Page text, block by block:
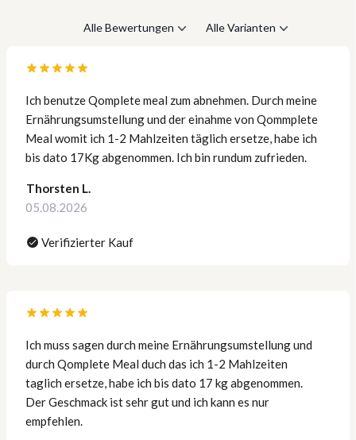
Alle Bewertungen Alle Varianten
Ich benutze Qomplete meal zum abnehmen. Durch meine
Ernährungsumstellung und der einahme von Qommplete
Meal womit ich 1-2 Mahlzeiten täglich ersetze, habe ich
bis dato 17Kg abgenommen. Ich bin rundum zufrieden.
Thorsten L.
05.08.2026
Verifizierter Kauf
Ich muss sagen durch meine Ernährungsumstellung und
durch Qomplete Meal duch das ich 1-2 Mahlzeiten
taglich ersetze, habe ich bis dato 17 kg abgenommen.
Der Geschmack ist sehr gut und ich kann es nur
empfehlen.